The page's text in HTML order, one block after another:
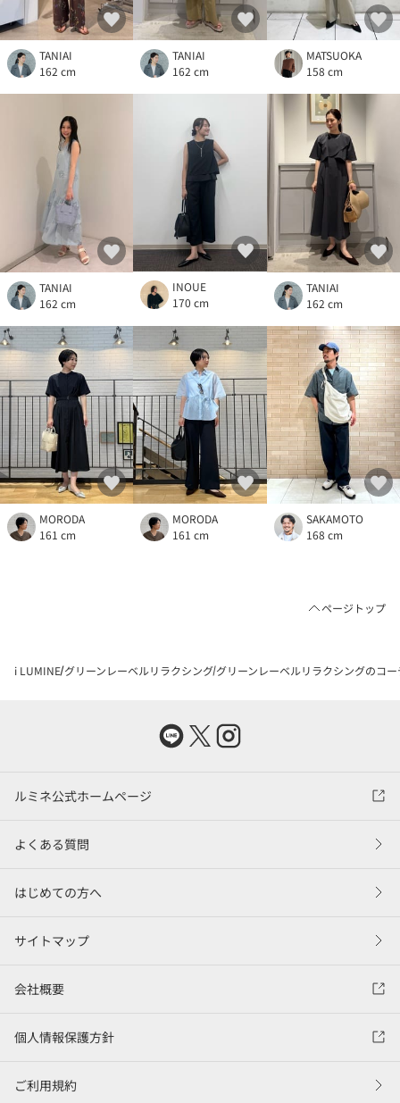
TANIAI
162 cm
TANIAI
162 cm
MATSUOKA
158 cm
TANIAI
162 cm
INOUE
170 cm
TANIAI
162 cm
MORODA
161 cm
MORODA
161 cm
SAKAMOTO
168 cm
ページトップ
i LUMINE グリーンレーベルリラクシング グリーンレーベルリラクシングのコ
ルミネ公式ホームページ
よくある質問
はじめての方へ
サイトマップ
会社概要
個人情報保護方針
ご利用規約